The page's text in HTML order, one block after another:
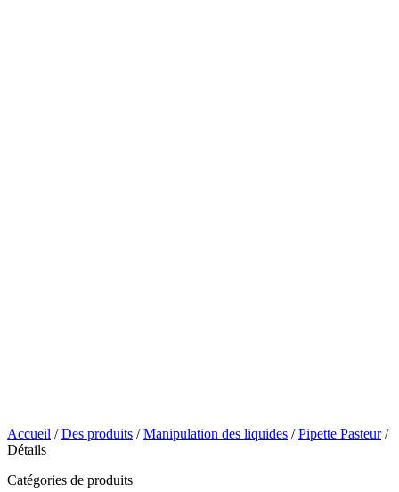
Accueil /Des produits /Manipulation des liquides /Pipette Pasteur/
Détails
Catégories de produits